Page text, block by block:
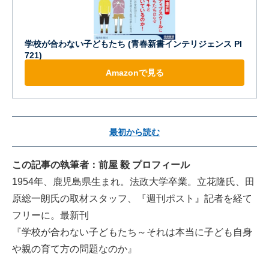
学校が合わない子どもたち (青春新書インテリジェンス PI
721)
Amazonで見る
最初から読む
この記事の執筆者：前屋 毅 プロフィール
1954年、鹿児島県生まれ。法政大学卒業。立花隆氏、田
原総一朗氏の取材スタッフ、『週刊ポスト』記者を経て
フリーに。最新刊
『学校が合わない子どもたち～それは本当に子ども自身
や親の育て方の問題なのか』